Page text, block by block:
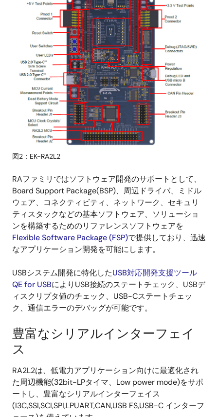
図2：EK-RA2L2
RAファミリではソフトウェア開発のサポートとして、
Board Support Package(BSP)、周辺ドライバ、ミドル
ウェア、コネクティビティ、ネットワーク、セキュリ
ティスタックなどの基本ソフトウェア、ソリューショ
ンを構築するためのリファレンスソフトウェアを
Flexible Software Package (FSP)で提供しており、迅速
なアプリケーション開発を可能にします。
USBシステム開発に特化したUSB対応開発支援ツール
QE for USBによりUSB接続のステートチェック、USBデ
ィスクリプタ値のチェック、USB-Cステートチェッ
ク、通信エラーのデバッグが可能です。
豊富なシリアルインターフェイ
ス
RA2L2は、低電力アプリケーション向けに最適化され
た周辺機能(32bit-LPタイマ、Low power mode)をサポ
ートし、豊富なシリアルインターフェイス
(I3C,SSI,SCI,SPI,LPUART,CAN,USB FS,USB-C インターフ